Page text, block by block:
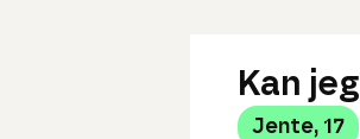
Kan
Jente, 17